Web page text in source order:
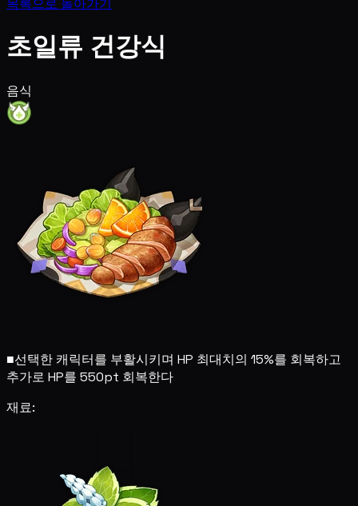
목록으로 돌아가기
초일류 건강식
음식
■선택한 캐릭터를 부활시키며 HP 최대치의 15%를 회복하고
추가로 HP를 550pt 회복한다
재료: